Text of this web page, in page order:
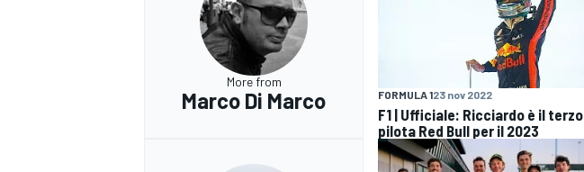
More from
Marco Di Marco FORMULA 123 nov 2022
F1 | Ufficiale: Ricciardo è il terzo
pilota Red Bull per il 2023